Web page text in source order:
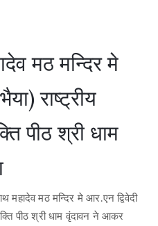
मठ मन्दिर मे
राष्ट्रीय
पीठ श्री धाम
मठ मन्दिर मे आर.एन द्विवेदी
पीठ श्री धाम वृंदावन ने आकर